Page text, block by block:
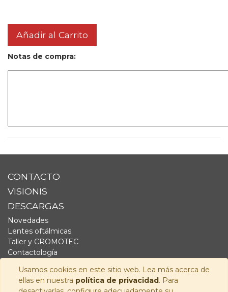
Usamos cookies en este sitio web. Lea más acerca de
ellas en nuestra política de privacidad. Para
Añadir al Carrito
Notas de compra:
CONTACTO
VISIONIS
DESCARGAS
Novedades
Lentes oftálmicas
Taller y CROMOTEC
Contactología
Fornitura
Audiología